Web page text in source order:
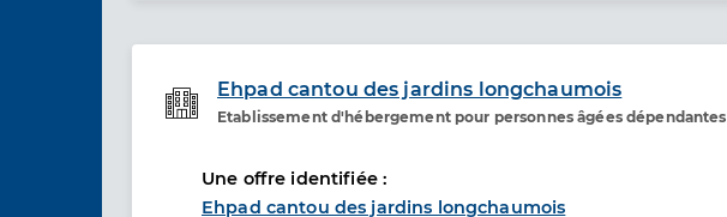
Ehpad cantou des jardins longchaumois
Etablissement d'hébergement pour personnes âgées dépendantes
Etablissement de soins
Une offre identifiée :
Ehpad cantou des jardins longchaumois